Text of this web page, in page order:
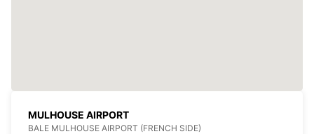
MULHOUSE AIRPORT
BALE MULHOUSE AIRPORT (FRENCH SIDE)